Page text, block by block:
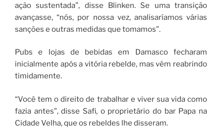
ação sustentada”, disse Blinken. Se uma transição
avançasse, “nós, por nossa vez, analisaríamos várias
sanções e outras medidas que tomamos”.
Pubs e lojas de bebidas em Damasco fecharam
inicialmente após a vitória rebelde, mas vêm reabrindo
timidamente.
“Você tem o direito de trabalhar e viver sua vida como
fazia antes”, disse Safi, o proprietário do bar Papa na
Cidade Velha, que os rebeldes lhe disseram.